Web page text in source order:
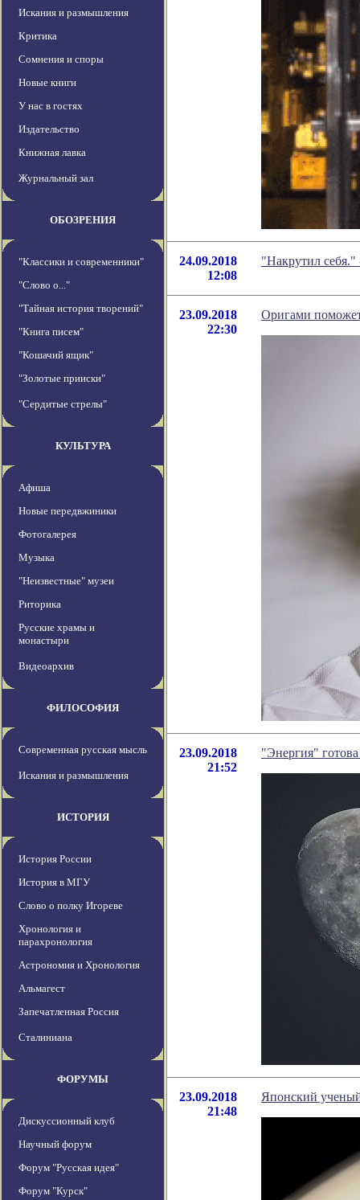
Искания и размышления
Критика
Сомнения и споры
Новые книги
У нас в гостях
Издательство
Книжная лавка
Журнальный зал
ОБОЗРЕНИЯ
"Классики и современники"
"Слово о..."
"Тайная история творений"
"Книга писем"
"Кошачий ящик"
"Золотые прииски"
"Сердитые стрелы"
КУЛЬТУРА
Афиша
Новые передвжиники
Фотогалерея
Музыка
"Неизвестные" музеи
Риторика
Русские храмы и
монастыри
Видеоархив
ФИЛОСОФИЯ
Современная русская мысль
Искания и размышления
ИСТОРИЯ
История России
История в МГУ
Слово о полку Игореве
Хронология и
парахронология
Астрономия и Хронология
Альмагест
Запечатленная Россия
Сталиниана
ФОРУМЫ
Дискуссионный клуб
Научный форум
Форум "Русская идея"
Форум "Курск"
24.09.2018
12:08
"Накрутил
23.09.2018
22:30
Оригами
23.09.2018
21:52
"Энергия"
23.09.2018
21:48
Японский